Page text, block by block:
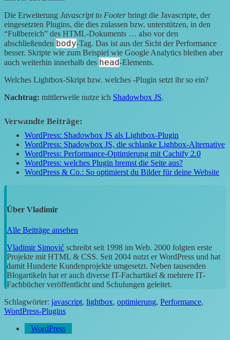
Die Erweiterung Javascript to Footerbringt die Javascripte, der
eingesetzten Plugins, die dies zulassen bzw. unterstützen, in den
“Fußbereich” des HTML-Dokuments … also vor den
abschließenden body-Tag. Das ist aus der Sicht der Performance
besser. Skripte wie zum Beispiel wie Google Analytics bleiben aber
auch weiterhin innerhalb des head-Elements.
Welches Lightbox-Skript bzw. welches -Plugin setzt ihr so ein?
Nachtrag: mittlerweile nutze ich Shadowbox JS.
Verwandte Beiträge:
WordPress: Shadowbox JS als Lightbox-Plugin
WordPress: Shadowbox JS, die schlanke Lighbox-Alternative
WordPress: Performance-Optimierung mit Cachify 2.0
WordPress: welches Plugin bremst die Seite aus?
WordPress & Co.: So optimierst du Bilder für deine Website
Über Vladimir
Alle Beiträge ansehen
Vladimir Simović schreibt seit 1998 im Web. 2000 folgten erste
Projekte mit HTML & CSS. Seit 2004 nutzt er WordPress und hat
damit Hunderte Kundenprojekte umgesetzt. Neben tausenden
Blogartikeln hat er auch diverse IT-Fachartikel & mehrere IT-
Fachbücher veröffentlicht und Schulungen geleitet.
Schlagwörter: javascript, lightbox, optimierung, Performance,
WordPress-Plugins
WordPress